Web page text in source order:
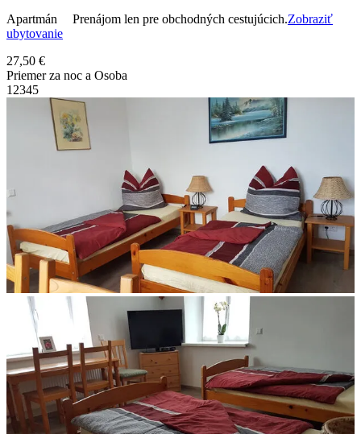
Apartmán Prenájom len pre obchodných cestujúcich.Zobraziť
ubytovanie
27,50 €
Priemer za noc a Osoba
1 2345